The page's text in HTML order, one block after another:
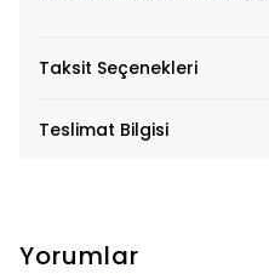
Taksit Seçenekleri
Teslimat Bilgisi
Yorumlar